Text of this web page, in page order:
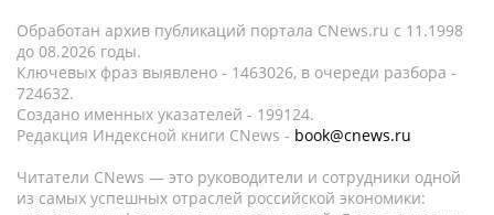
Обработан архив публикаций портала CNews.ru c 11.1998
до 08.2026 годы.
Ключевых фраз выявлено - 1463026, в очереди разбора -
724632.
Создано именных указателей - 199124.
Редакция Индексной книги CNews - book@cnews.ru
Читатели CNews — это руководители и сотрудники одной
из самых успешных отраслей российской экономики: